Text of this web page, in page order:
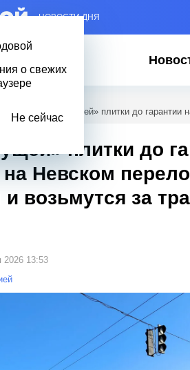
– НОВОСТИ ДНЯ
о свежих
Не сейчас
От «пляшущей» плитки до гарантии
плитки до
Невском
и возьмутся за
2026 13:53